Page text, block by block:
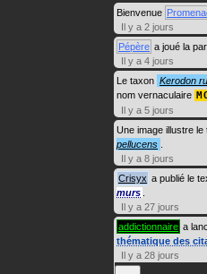
Bienvenue
Il y a 2 jours
Pépère a joué la
Il y a 4 jours
Le taxon Kerodon
nom vernaculaire
Il y a 5 jours
Une image illustre le
pellucens
Il y a 8 jours
Crisyx a publié le
murs
Il y a 27 jours
addictionnaire a
thématique des
Il y a 28 jours